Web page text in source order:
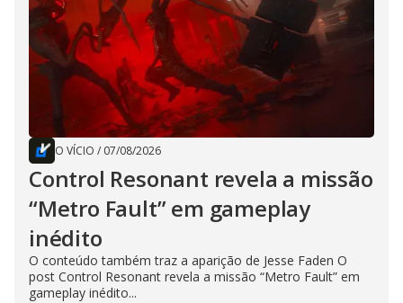
O VÍCIO / 07/08/2026
Control Resonant revela a missão
“Metro Fault” em gameplay
inédito
O conteúdo também traz a aparição de Jesse Faden O
post Control Resonant revela a missão “Metro Fault” em
gameplay inédito...